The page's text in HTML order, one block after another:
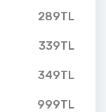
289TL
339TL
349TL
999TL